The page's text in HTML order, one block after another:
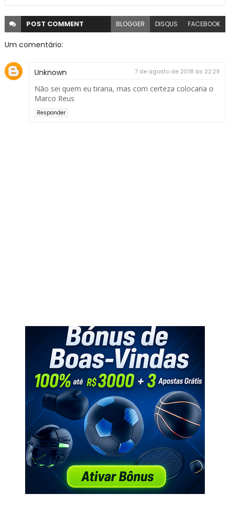
POST COMMENT BLOGGER DISQUS FACEBOOK
Um comentário:
Unknown 7 de agosto de 2018 às 22:29
Não sei quem eu tiraria, mas com certeza colocaria o
Marco Reus
Responder